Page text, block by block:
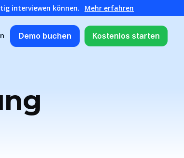
interviewen können. Mehr erfahren
Demo buchen Kostenlos starten